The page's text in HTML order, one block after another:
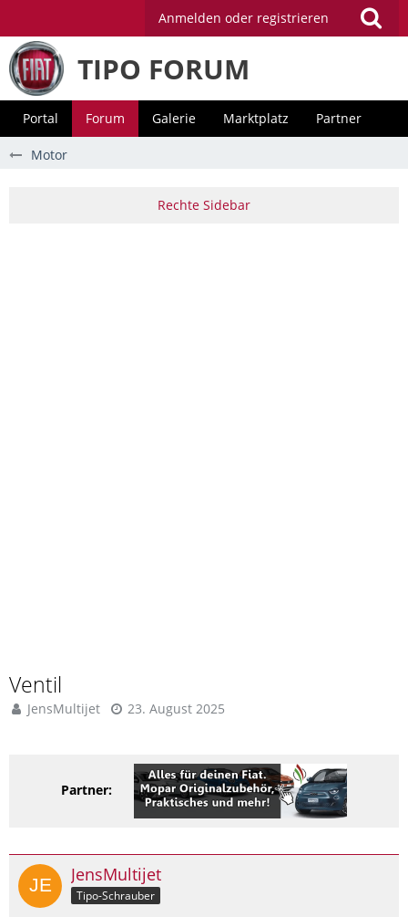
Anmelden oder registrieren
TIPO FORUM
Portal Forum Galerie Marktplatz Partner
Motor
Ventil
JensMultijet 23. August 2025
Partner:
JensMultijet
Tipo-Schrauber